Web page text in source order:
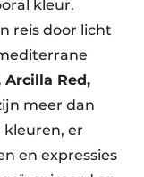
kleur.
reis door licht
Arcilla Red,
meer dan
kleuren, er
en expressies